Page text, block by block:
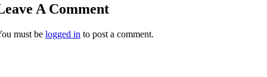
A Comment
must be logged in to post a comment.